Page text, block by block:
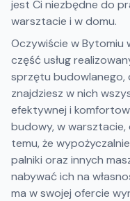
jest Ci niezbędne do
warsztacie i w domu.
Oczywiście w Bytomiu
część usług
sprzętu budowlanego,
znajdziesz w nich
efektywnej i
budowy, w warsztacie,
temu, że
palniki oraz innych
nabywać ich na
ma w swojej ofercie